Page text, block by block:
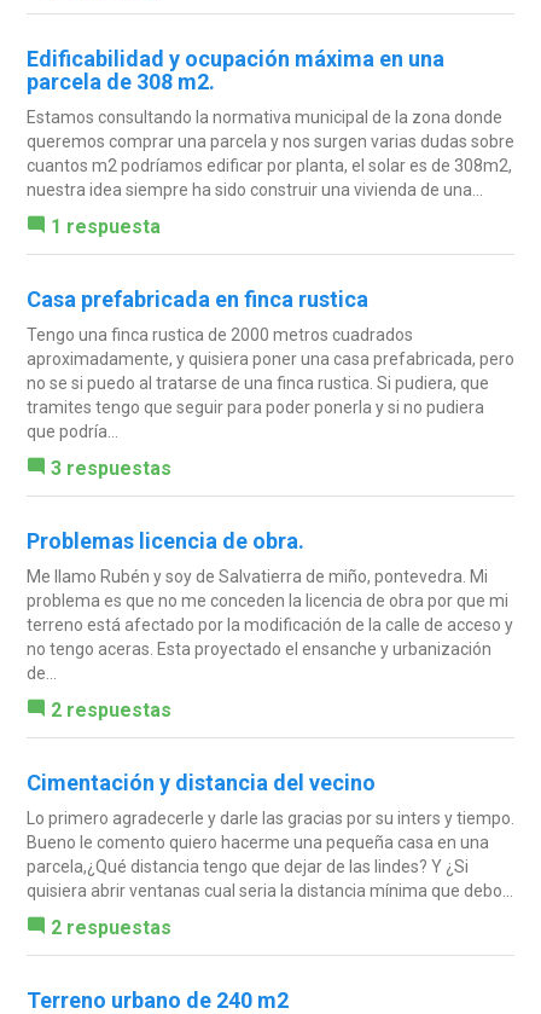
Edificabilidad y ocupación máxima en una
parcela de 308 m2.
Estamos consultando la normativa municipal de la zona donde
queremos comprar una parcela y nos surgen varias dudas sobre
cuantos m2 podríamos edificar por planta, el solar es de 308m2,
nuestra idea siempre ha sido construir una vivienda de una...
1 respuesta
Casa prefabricada en finca rustica
Tengo una finca rustica de 2000 metros cuadrados
aproximadamente, y quisiera poner una casa prefabricada, pero
no se si puedo al tratarse de una finca rustica. Si pudiera, que
tramites tengo que seguir para poder ponerla y si no pudiera
que podría...
3 respuestas
Problemas licencia de obra.
Me llamo Rubén y soy de Salvatierra de miño, pontevedra. Mi
problema es que no me conceden la licencia de obra por que mi
terreno está afectado por la modificación de la calle de acceso y
no tengo aceras. Esta proyectado el ensanche y urbanización
de...
2 respuestas
Cimentación y distancia del vecino
Lo primero agradecerle y darle las gracias por su inters y tiempo.
Bueno le comento quiero hacerme una pequeña casa en una
parcela,¿Qué distancia tengo que dejar de las lindes? Y ¿Si
quisiera abrir ventanas cual seria la distancia mínima que debo...
2 respuestas
Terreno urbano de 240 m2